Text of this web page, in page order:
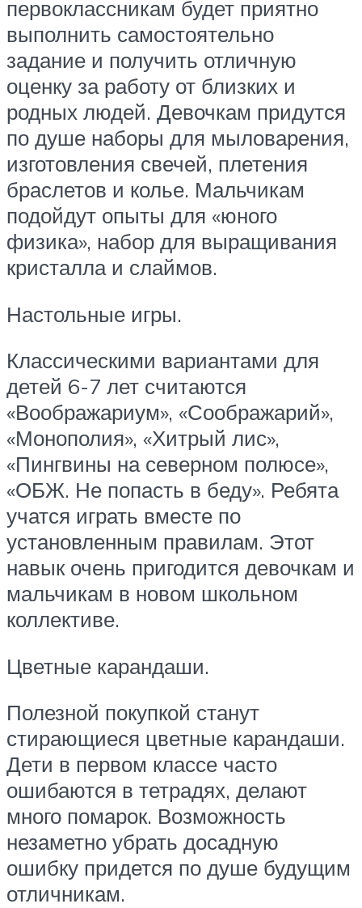
первоклассникам будет приятно
выполнить самостоятельно
задание и получить отличную
оценку за работу от близких и
родных людей. Девочкам придутся
по душе наборы для мыловарения,
изготовления свечей, плетения
браслетов и колье. Мальчикам
подойдут опыты для «юного
физика», набор для выращивания
кристалла и слаймов.
Настольные игры.
Классическими вариантами для
детей 6-7 лет считаются
«Воображариум», «Соображарий»,
«Монополия», «Хитрый лис»,
«Пингвины на северном полюсе»,
«ОБЖ. Не попасть в беду». Ребята
учатся играть вместе по
установленным правилам. Этот
навык очень пригодится девочкам и
мальчикам в новом школьном
коллективе.
Цветные карандаши.
Полезной покупкой станут
стирающиеся цветные карандаши.
Дети в первом классе часто
ошибаются в тетрадях, делают
много помарок. Возможность
незаметно убрать досадную
ошибку придется по душе будущим
отличникам.